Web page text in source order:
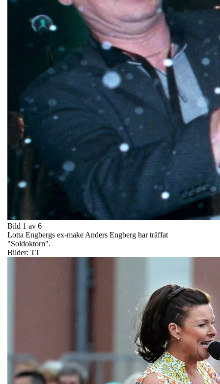
Bild 1 av 6
Lotta Engbergs ex-make Anders Engberg har träffat
"Soldoktorn".
Bilder: TT